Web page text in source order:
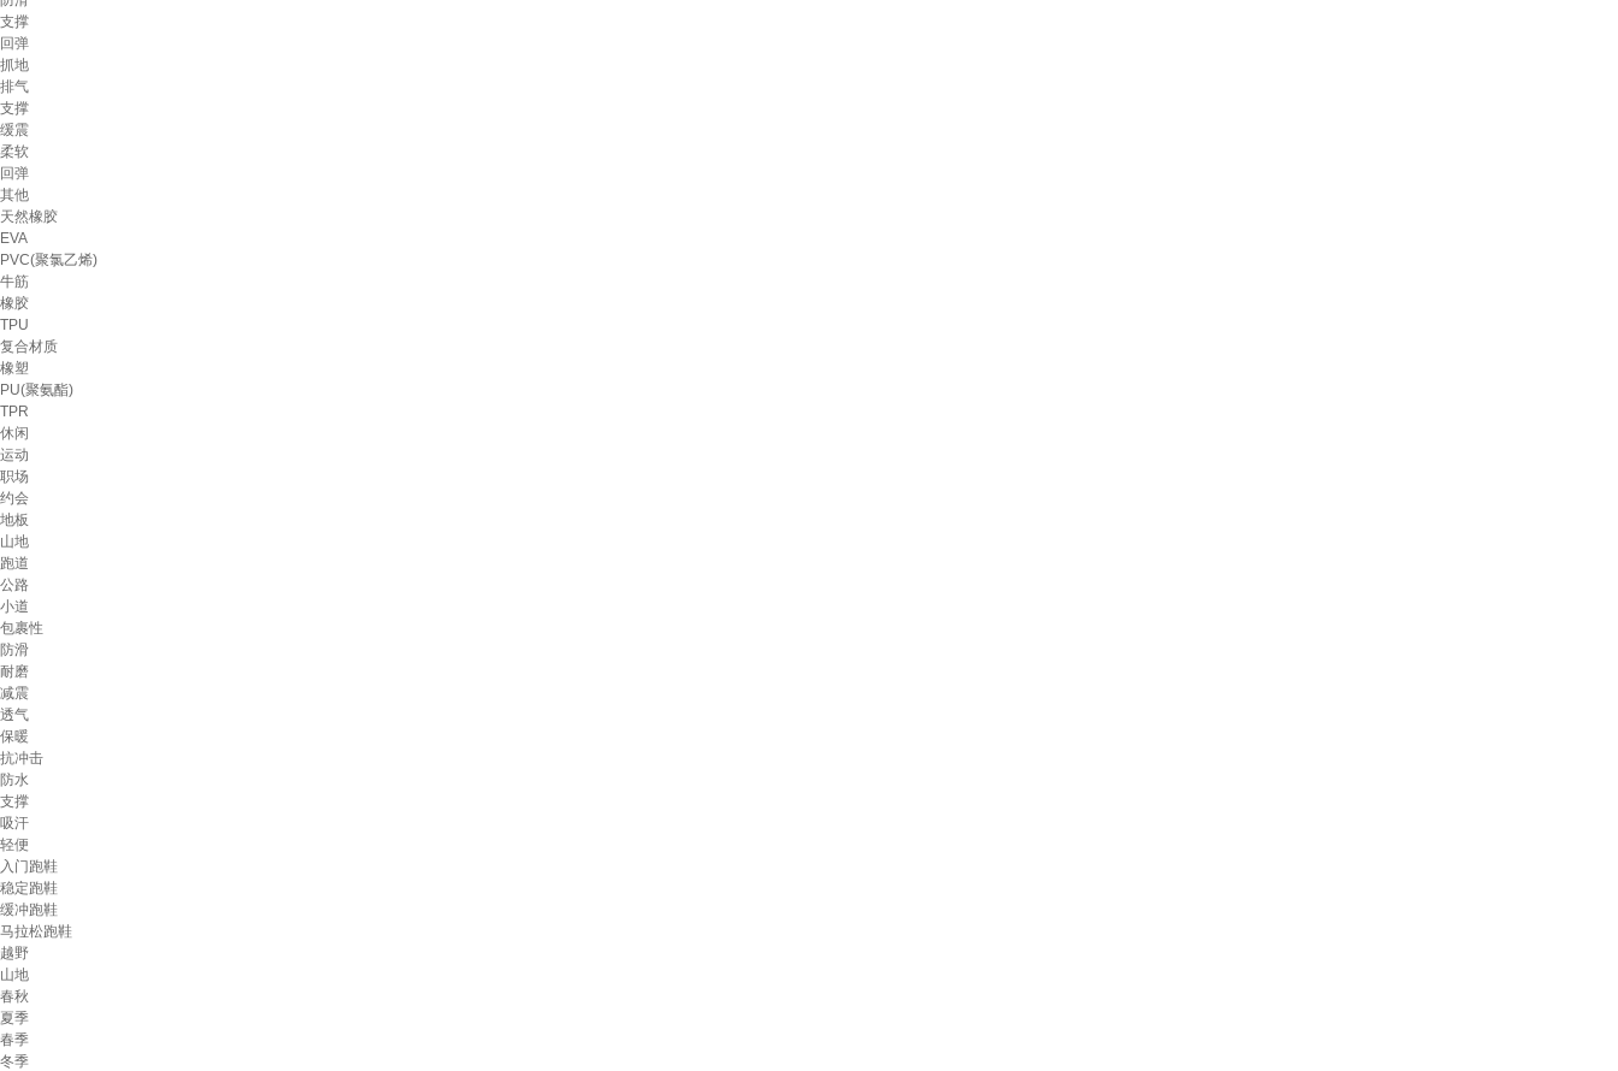
支撑
回弹
抓地
排气
支撑
缓震
柔软
回弹
其他
天然橡胶
EVA
PVC(聚氯乙烯)
牛筋
橡胶
TPU
复合材质
橡塑
PU(聚氨酯)
TPR
休闲
运动
职场
约会
地板
山地
跑道
公路
小道
包裹性
防滑
耐磨
减震
透气
保暖
抗冲击
防水
支撑
吸汗
轻便
入门跑鞋
稳定跑鞋
缓冲跑鞋
马拉松跑鞋
越野
山地
春秋
夏季
春季
冬季